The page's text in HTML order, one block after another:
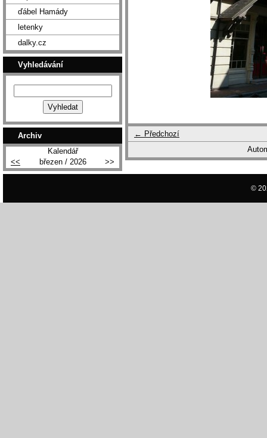
← Předchozí
ďábel Hamády
letenky
dalky.cz
Vyhledávání
Archiv
Kalendář
<<
březen / 2026 >>
©